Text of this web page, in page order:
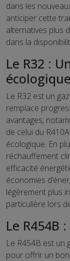
dans les
anticiper cette
alternatives plus
dans la
Le R32 :
écologique
Le R32 est un
remplace
avantages,
de celui du
écologique. En
réchauffement
efficacité
économies
légèrement plus
particulière lors
Le R454B
Le R454B est un
pour offrir un